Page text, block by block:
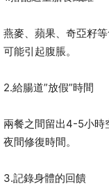
燕麥、蘋果、奇亞籽
可能引起腹脹。
2.給腸道”放假”時間
兩餐之間留出4-5小時
夜間修復時間。
3.記錄身體的回饋